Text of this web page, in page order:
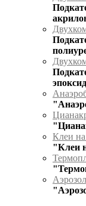
Клеи
"Клеи